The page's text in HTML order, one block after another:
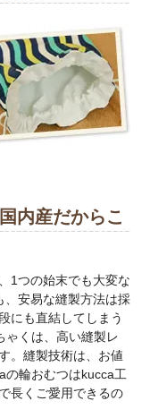
内産だからこ
1つの始末でも大変な
、安易な縫製方法は採
にも直結してしまう
ゃくは、高い縫製レ
。縫製技術は、お値
の輪おむつはkucca工
長くご愛用できるの